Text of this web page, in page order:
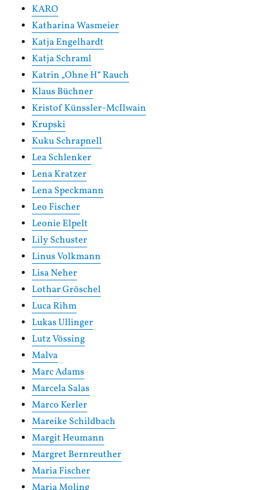
KARO
Katharina Wasmeier
Katja Engelhardt
Katja Schraml
Katrin „Ohne H“ Rauch
Klaus Büchner
Kristof Künssler-McIlwain
Krupski
Kuku Schrapnell
Lea Schlenker
Lena Kratzer
Lena Speckmann
Leo Fischer
Leonie Elpelt
Lily Schuster
Linus Volkmann
Lisa Neher
Lothar Gröschel
Luca Rihm
Lukas Ullinger
Lutz Vössing
Malva
Marc Adams
Marcela Salas
Marco Kerler
Mareike Schildbach
Margit Heumann
Margret Bernreuther
Maria Fischer